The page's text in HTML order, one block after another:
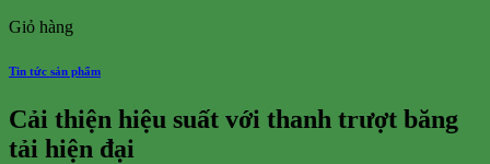
Giỏ hàng
Tin tức sản phẩm
Cải thiện hiệu suất với thanh trượt băng
tải hiện đại